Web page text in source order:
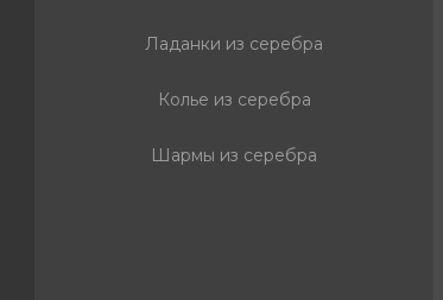
Ладанки из серебра
Колье из серебра
Шармы из серебра